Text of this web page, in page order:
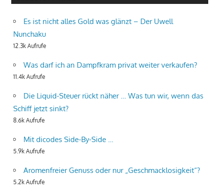
Es ist nicht alles Gold was glänzt – Der Uwell
Nunchaku
12.3k Aufrufe
Was darf ich an Dampfkram privat weiter verkaufen?
11.4k Aufrufe
Die Liquid-Steuer rückt näher … Was tun wir, wenn das
Schiff jetzt sinkt?
8.6k Aufrufe
Mit dicodes Side-By-Side …
5.9k Aufrufe
Aromenfreier Genuss oder nur „Geschmacklosigkeit“?
5.2k Aufrufe